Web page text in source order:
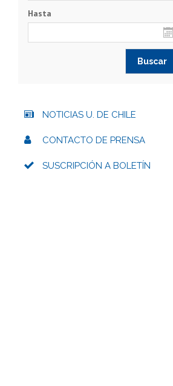
Hasta
NOTICIAS U. DE CHILE
CONTACTO DE PRENSA
SUSCRIPCIÓN A BOLETÍN